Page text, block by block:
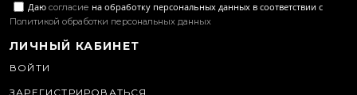
Даю согласие на обработку персональных данных в соответствии с
Политикой обработки персональных данных
ЛИЧНЫЙ КАБИНЕТ
ВОЙТИ
ЗАРЕГИСТРИРОВАТЬСЯ